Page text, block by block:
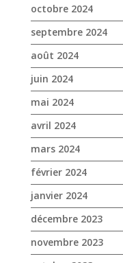
avril 2024
mars 2024
février 2024
janvier 2024
décembre 2023
novembre 2023
octobre 2023
septembre 2023
août 2023
juin 2023
mai 2023